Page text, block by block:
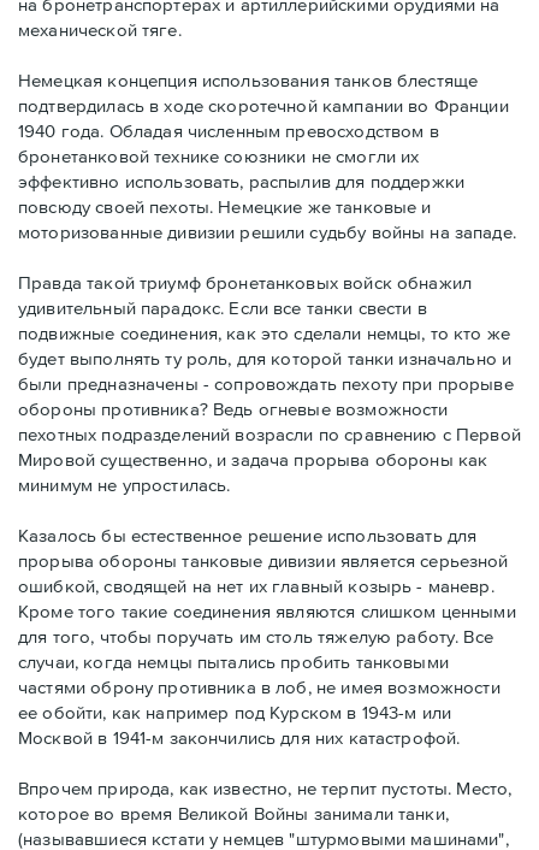
механической тяге.
Немецкая концепция использования танков блестяще
подтвердилась в ходе скоротечной кампании во Франции
1940 года. Обладая численным превосходством в
бронетанковой технике союзники не смогли их
эффективно использовать, распылив для поддержки
повсюду своей пехоты. Немецкие же танковые и
моторизованные дивизии решили судьбу войны на западе.
Правда такой триумф бронетанковых войск обнажил
удивительный парадокс. Если все танки свести в
подвижные соединения, как это сделали немцы, то кто же
будет выполнять ту роль, для которой танки изначально и
были предназначены - сопровождать пехоту при прорыве
обороны противника? Ведь огневые возможности
пехотных подразделений возрасли по сравнению с Первой
Мировой существенно, и задача прорыва обороны как
минимум не упростилась.
Казалось бы естественное решение использовать для
прорыва обороны танковые дивизии является серьезной
ошибкой, сводящей на нет их главный козырь - маневр.
Кроме того такие соединения являются слишком ценными
для того, чтобы поручать им столь тяжелую работу. Все
случаи, когда немцы пытались пробить танковыми
частями оброну противника в лоб, не имея возможности
ее обойти, как например под Курском в 1943-м или
Москвой в 1941-м закончились для них катастрофой.
Впрочем природа, как известно, не терпит пустоты. Место,
которое во время Великой Войны занимали танки,
(называвшиеся кстати у немцев "штурмовыми машинами",